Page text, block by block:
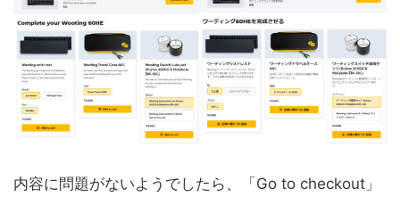
内容に問題がないようでしたら、「Go to checkout 」